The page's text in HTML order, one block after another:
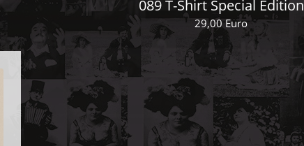
089 T-Shirt Special Edition
29,00 Euro